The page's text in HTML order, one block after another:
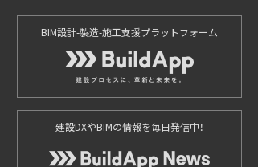
BIM設計-製造-施工支援プラットフォーム
建設DXやBIMの情報を毎日発信中！